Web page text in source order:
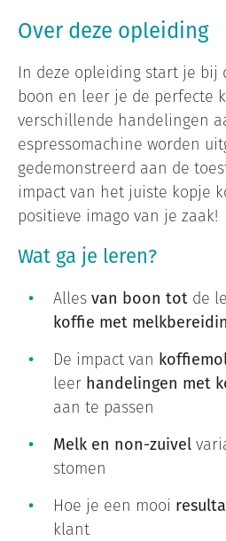
Over deze opleiding
In deze opleiding start je bij
boon en leer je de perfecte
verschillende handelingen
espressomachine worden
gedemonstreerd aan de
impact van het juiste kopje
positieve imago van je zaak!
Wat ga je leren?
Alles van boon tot de
koffie met
De impact van
leer handelingen met
aan te passen
Melk en non-zuivel
stomen
Hoe je een mooi
klant